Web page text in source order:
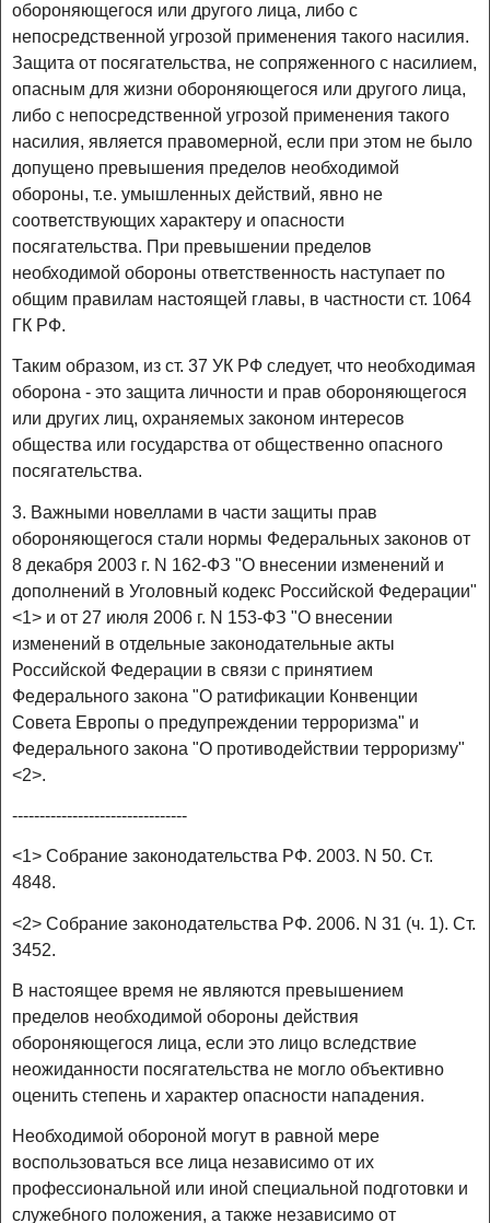
обороняющегося или другого лица, либо с
непосредственной угрозой применения такого насилия.
Защита от посягательства, не сопряженного с насилием,
опасным для жизни обороняющегося или другого лица,
либо с непосредственной угрозой применения такого
насилия, является правомерной, если при этом не было
допущено превышения пределов необходимой
обороны, т.е. умышленных действий, явно не
соответствующих характеру и опасности
посягательства. При превышении пределов
необходимой обороны ответственность наступает по
общим правилам настоящей главы, в частности ст. 1064
ГК РФ.
Таким образом, из ст. 37 УК РФ следует, что необходимая
оборона - это защита личности и прав обороняющегося
или других лиц, охраняемых законом интересов
общества или государства от общественно опасного
посягательства.
3. Важными новеллами в части защиты прав
обороняющегося стали нормы Федеральных законов от
8 декабря 2003 г. N 162-ФЗ "О внесении изменений и
дополнений в Уголовный кодекс Российской Федерации"
<1> и от 27 июля 2006 г. N 153-ФЗ "О внесении
изменений в отдельные законодательные акты
Российской Федерации в связи с принятием
Федерального закона "О ратификации Конвенции
Совета Европы о предупреждении терроризма" и
Федерального закона "О противодействии терроризму"
<2>.
--------------------------------
<1> Собрание законодательства РФ. 2003. N 50. Ст.
4848.
<2> Собрание законодательства РФ. 2006. N 31 (ч. 1). Ст.
3452.
В настоящее время не являются превышением
пределов необходимой обороны действия
обороняющегося лица, если это лицо вследствие
неожиданности посягательства не могло объективно
оценить степень и характер опасности нападения.
Необходимой обороной могут в равной мере
воспользоваться все лица независимо от их
профессиональной или иной специальной подготовки и
служебного положения, а также независимо от